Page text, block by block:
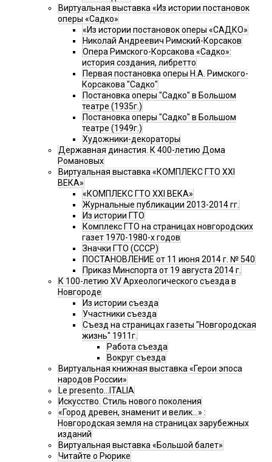
Виртуальная выставка «Из истории постановок
оперы «Садко»
«Из истории постановок оперы «САДКО»
Николай Андреевич Римский-Корсаков
Опера Римского-Корсакова «Садко»:
история создания, либретто
Первая постановка оперы Н.А. Римского-
Корсакова "Садко"
Постановка оперы "Садко" в Большом
театре (1935г.)
Постановка оперы "Садко" в Большом
театре (1949г.)
Художники-декораторы
Державная династия. К 400-летию Дома
Романовых
Виртуальная выставка «КОМПЛЕКС ГТО XXI
ВЕКА»
«КОМПЛЕКС ГТО XXI ВЕКА»
Журнальные публикации 2013-2014 гг.
Из истории ГТО
Комплекс ГТО на страницах новгородских
газет 1970-1980-х годов
Значки ГТО (СССР)
ПОСТАНОВЛЕНИЕ от 11 июня 2014 г. № 540
Приказ Минспорта от 19 августа 2014 г.
К 100-летию XV Археологического съезда в
Новгороде
Из истории съезда
Участники съезда
Cъезд на страницах газеты "Новгородская
жизнь" 1911г.
Работа съезда
Вокруг съезда
Виртуальная книжная выставка «Герои эпоса
народов России»
Le presento...ITALIA
Искусство. Стиль нового поколения
«Город древен, знаменит и велик…» :
Новгородская земля на страницах зарубежных
изданий
Виртуальная выставка «Большой балет»
Читайте о Рюрике